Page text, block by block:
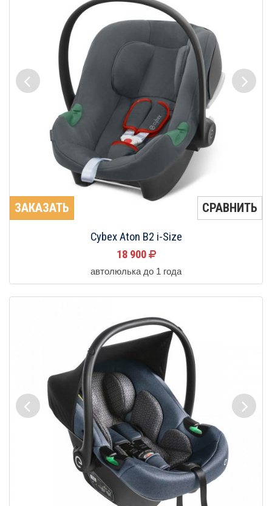
ЗАКАЗАТЬ СРАВНИТЬ
Cybex Aton B2 i-Size
18 900
автолюлька до 1 года